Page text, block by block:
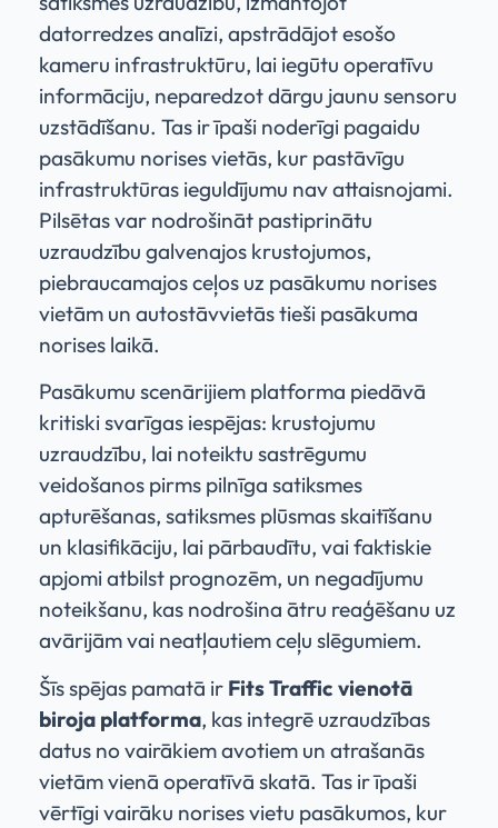
datorredzes analīzi, apstrādājot esošo
kameru infrastruktūru, lai iegūtu operatīvu
informāciju, neparedzot dārgu jaunu sensoru
uzstādīšanu. Tas ir īpaši noderīgi pagaidu
pasākumu norises vietās, kur pastāvīgu
infrastruktūras ieguldījumu nav attaisnojami.
Pilsētas var nodrošināt pastiprinātu
uzraudzību galvenajos krustojumos,
piebraucamajos ceļos uz pasākumu norises
vietām un autostāvvietās tieši pasākuma
norises laikā.
Pasākumu scenārijiem platforma piedāvā
kritiski svarīgas iespējas: krustojumu
uzraudzību, lai noteiktu sastrēgumu
veidošanos pirms pilnīga satiksmes
apturēšanas, satiksmes plūsmas skaitīšanu
un klasifikāciju, lai pārbaudītu, vai faktiskie
apjomi atbilst prognozēm, un negadījumu
noteikšanu, kas nodrošina ātru reaģēšanu uz
avārijām vai neatļautiem ceļu slēgumiem.
Šīs spējas pamatā ir Fits Traffic vienotā
biroja platforma, kas integrē uzraudzības
datus no vairākiem avotiem un atrašanās
vietām vienā operatīvā skatā. Tas ir īpaši
vērtīgi vairāku norises vietu pasākumos, kur